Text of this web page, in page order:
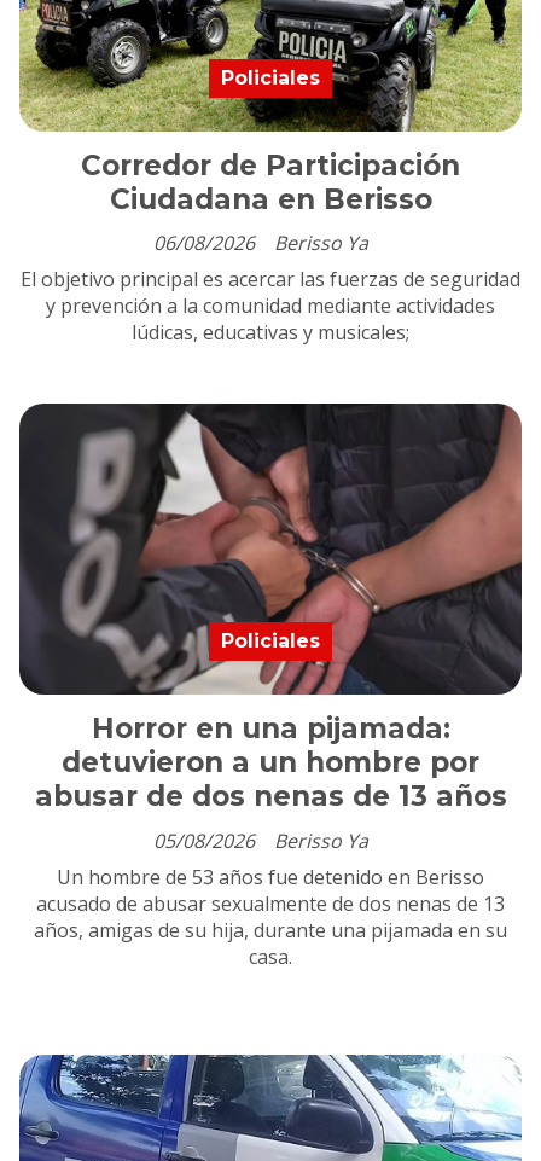
Corredor de Participación
Ciudadana en Berisso
Berisso Ya
Policiales
06/08/2026
El objetivo principal es acercar las fuerzas de seguridad
y prevención a la comunidad mediante actividades
lúdicas, educativas y musicales;
Horror en una pijamada:
detuvieron a un hombre por
abusar de dos nenas de 13 años
Berisso Ya
Policiales
05/08/2026
Un hombre de 53 años fue detenido en Berisso
acusado de abusar sexualmente de dos nenas de 13
años, amigas de su hija, durante una pijamada en su
casa.